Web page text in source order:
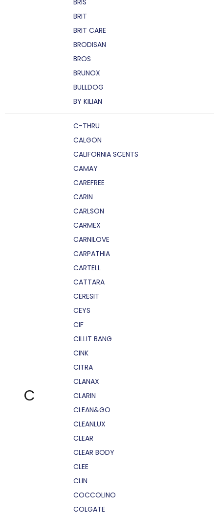
BRIS
BRIT
BRIT CARE
BRODISAN
BROS
BRUNOX
BULLDOG
BY KILIAN
C
C-THRU
CALGON
CALIFORNIA SCENTS
CAMAY
CAREFREE
CARIN
CARLSON
CARMEX
CARNILOVE
CARPATHIA
CARTELL
CATTARA
CERESIT
CEYS
CIF
CILLIT BANG
CINK
CITRA
CLANAX
CLARIN
CLEAN&GO
CLEANLUX
CLEAR
CLEAR BODY
CLEE
CLIN
COCCOLINO
COLGATE